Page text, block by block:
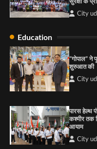
3
की कसम:
City
City
Education
“गोपाल”
शुरुआत की
City
पारस हेल्थ
कश्मीर तक
आयाम
City